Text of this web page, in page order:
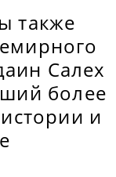
также
Салех
более
и